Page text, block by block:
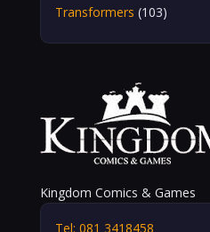
Transformers (103)
Kingdom Comics & Games
Tel: 081 3418458